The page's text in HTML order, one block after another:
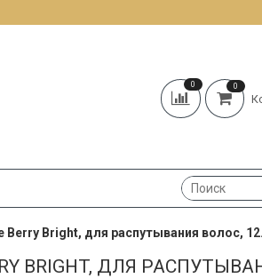
0 0
Berry Bright, для распутывания волос,
BRIGHT, ДЛЯ